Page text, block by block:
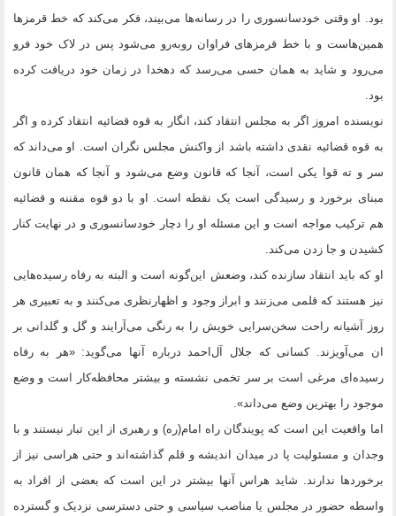
بود. او وقتی خودسانسوری را در رسانه‌ها می‌بیند، فکر می‌کند که خط قرمزها
همین‌هاست و با خط قرمزهای فراوان روبه‌رو می‌شود پس در لاک خود فرو
می‌رود و شاید به همان حسی می‌رسد که دهخدا در زمان خود دریافت کرده
بود.
نویسنده امروز اگر به مجلس انتقاد کند، انگار به قوه قضائیه انتقاد کرده و اگر
به قوه قضائیه نقدی داشته باشد از واکنش مجلس نگران است. او می‌داند که
سر و ته قوا یکی است، آنجا که قانون وضع می‌شود و آنجا که همان قانون
مبنای برخورد و رسیدگی است یک نقطه است. او با دو قوه مقننه و قضائیه
هم ترکیب مواجه است و این مسئله او را دچار خودسانسوری و در نهایت کنار
کشیدن و جا زدن می‌کند.
او که باید انتقاد سازنده کند، وضعش این‌گونه است و البته به رفاه رسیده‌هایی
نیز هستند که قلمی می‌زنند و ابراز وجود و اظهارنظری می‌کنند و به تعبیری هر
روز آشیانه راحت سخن‌سرایی خویش را به رنگی می‌آرایند و گل و گلدانی بر
ان می‌آویزند. کسانی که جلال آل‌احمد درباره آنها می‌گوید: «هر به رفاه
رسیده‌ای مرغی است بر سر تخمی نشسته و بیشتر محافظه‌کار است و وضع
موجود را بهترین وضع می‌داند».
اما واقعیت این است که پویندگان راه امام(ره) و رهبری از این تبار نیستند و با
وجدان و مسئولیت پا در میدان اندیشه و قلم گذاشته‌اند و حتی هراسی نیز از
برخوردها ندارند. شاید هراس آنها بیشتر در این است که بعضی از افراد به
واسطه حضور در مجلس یا مناصب سیاسی و حتی دسترسی نزدیک و گسترده